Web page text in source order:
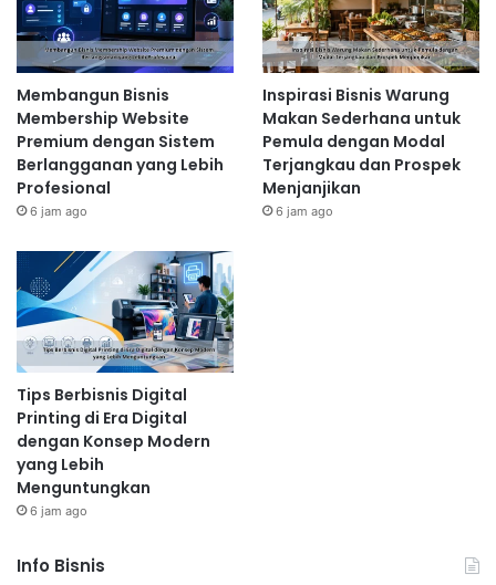
Membangun Bisnis
Membership Website
Premium dengan Sistem
Berlangganan yang Lebih
Profesional
6 jam ago
Inspirasi Bisnis Warung
Makan Sederhana untuk
Pemula dengan Modal
Terjangkau dan Prospek
Menjanjikan
6 jam ago
Tips Berbisnis Digital
Printing di Era Digital
dengan Konsep Modern
yang Lebih
Menguntungkan
6 jam ago
Info Bisnis